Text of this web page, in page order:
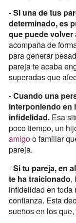
- Si una de tus
determinado, es
que puede volver
acompaña de
para generar
pareja te acaba
superadas que
- Cuando una
interponiendo en
infidelidad.Esa
poco tiempo, un
amigoo familiar
pareja.
-Si tu pareja, en
te ha traicionado,
infidelidad en toda
confianza. Esta
sueños en los